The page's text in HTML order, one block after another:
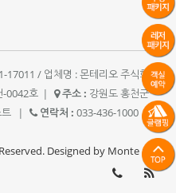
17011 / 업체명 : 몬테리오 주식회사
-0042호 | 주소 : 강원도 홍천군
| 연락처 : 033-436-1000
|
Designed by Monte rio.